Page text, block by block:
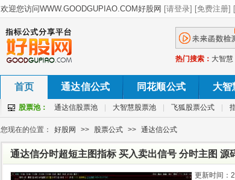
热门搜索： 大智慧
首页 通达信公式 同花顺公式 大智
股票池： 通达信股票池 大智慧股票池 飞狐股票公式
您现在的位置： 好股网 >> 股票公式 >> 通达信公式
通达信分时超短主图指标 买入卖出信号 分时主图 源
更新时间：